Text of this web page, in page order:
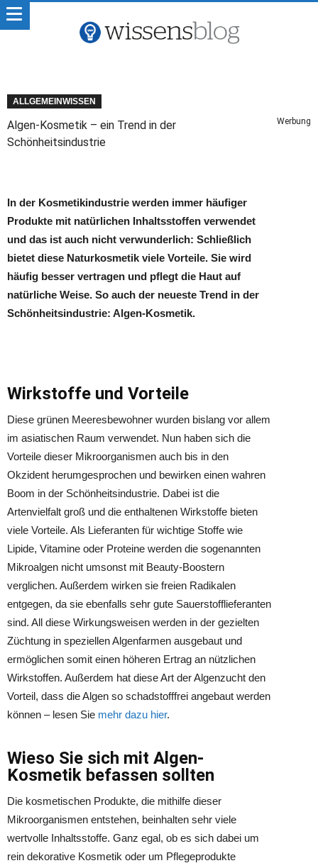
ALLGEMEINWISSEN
Algen-Kosmetik – ein Trend in der
Schönheitsindustrie
Werbung
In der Kosmetikindustrie werden immer häufiger
Produkte mit natürlichen Inhaltsstoffen verwendet
und das ist auch nicht verwunderlich: Schließlich
bietet diese Naturkosmetik viele Vorteile. Sie wird
häufig besser vertragen und pflegt die Haut auf
natürliche Weise. So auch der neueste Trend in der
Schönheitsindustrie: Algen-Kosmetik.
Wirkstoffe und Vorteile
Diese grünen Meeresbewohner wurden bislang vor allem
im asiatischen Raum verwendet. Nun haben sich die
Vorteile dieser Mikroorganismen auch bis in den
Okzident herumgesprochen und bewirken einen wahren
Boom in der Schönheitsindustrie. Dabei ist die
Artenvielfalt groß und die enthaltenen Wirkstoffe bieten
viele Vorteile. Als Lieferanten für wichtige Stoffe wie
Lipide, Vitamine oder Proteine werden die sogenannten
Mikroalgen nicht umsonst mit Beauty-Boostern
verglichen. Außerdem wirken sie freien Radikalen
entgegen, da sie ebenfalls sehr gute Sauerstofflieferanten
sind. All diese Wirkungsweisen werden in der gezielten
Züchtung in speziellen Algenfarmen ausgebaut und
ermöglichen somit einen höheren Ertrag an nützlichen
Wirkstoffen. Außerdem hat diese Art der Algenzucht den
Vorteil, dass die Algen so schadstofffrei angebaut werden
können – lesen Sie mehr dazu hier.
Wieso Sie sich mit Algen-
Kosmetik befassen sollten
Die kosmetischen Produkte, die mithilfe dieser
Mikroorganismen entstehen, beinhalten sehr viele
wertvolle Inhaltsstoffe. Ganz egal, ob es sich dabei um
rein dekorative Kosmetik oder um Pflegeprodukte